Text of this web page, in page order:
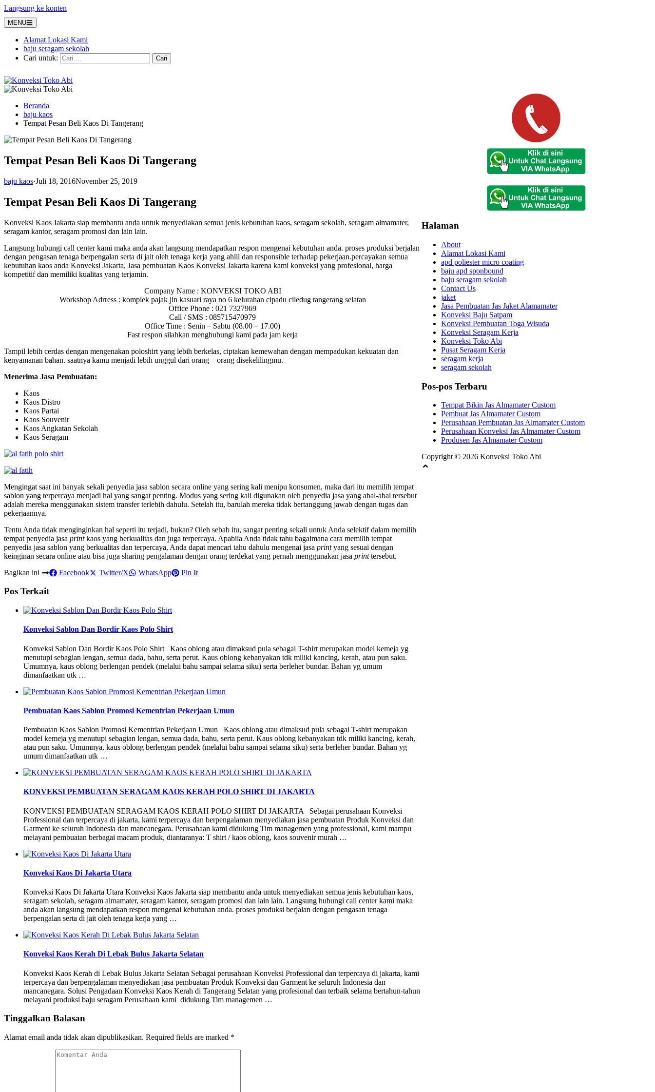
Langsung ke konten
MENU
Alamat Lokasi Kami
baju seragam sekolah
Cari untuk:
Beranda
baju kaos
Tempat Pesan Beli Kaos Di Tangerang
Tempat Pesan Beli Kaos Di Tangerang
baju kaos·Juli 18, 2016November 25, 2019
Tempat Pesan Beli Kaos Di Tangerang
Konveksi Kaos Jakarta siap membantu anda untuk menyediakan semua jenis kebutuhan kaos, seragam sekolah, seragam almamater,
seragam kantor, seragam promosi dan lain lain.
Langsung hubungi call center kami maka anda akan langsung mendapatkan respon mengenai kebutuhan anda. proses produksi berjalan
dengan pengasan tenaga berpengalan serta di jait oleh tenaga kerja yang ahlil dan responsible terhadap pekerjaan.percayakan semua
kebutuhan kaos anda Konveksi Jakarta, Jasa pembuatan Kaos Konveksi Jakarta karena kami konveksi yang profesional, harga
kompetitif dan memiliki kualitas yang terjamin.
Company Name : KONVEKSI TOKO ABI
Workshop Adrress : komplek pajak jln kasuari raya no 6 kelurahan cipadu ciledug tangerang selatan
Office Phone : 021 7327969
Call / SMS : 085715470979
Office Time : Senin – Sabtu (08.00 – 17.00)
Fast respon silahkan menghubungi kami pada jam kerja
Tampil lebih cerdas dengan mengenakan poloshirt yang lebih berkelas, ciptakan kemewahan dengan mempadukan kekuatan dan
kenyamanan bahan. saatnya kamu menjadi lebih unggul dari orang – orang disekelilingmu.
Menerima Jasa Pembuatan:
Kaos
Kaos Distro
Kaos Partai
Kaos Souvenir
Kaos Angkatan Sekolah
Kaos Seragam
Mengingat saat ini banyak sekali penyedia jasa sablon secara online yang sering kali menipu konsumen, maka dari itu memilih tempat
sablon yang terpercaya menjadi hal yang sangat penting. Modus yang sering kali digunakan oleh penyedia jasa yang abal-abal tersebut
adalah mereka menggunakan sistem transfer terlebih dahulu. Setelah itu, barulah mereka tidak bertanggung jawab dengan tugas dan
pekerjaannya.
Tentu Anda tidak menginginkan hal seperti itu terjadi, bukan? Oleh sebab itu, sangat penting sekali untuk Anda selektif dalam memilih
tempat penyedia jasa printkaos yang berkualitas dan juga terpercaya. Apabila Anda tidak tahu bagaimana cara memilih tempat
penyedia jasa sablon yang berkualitas dan terpercaya, Anda dapat mencari tahu dahulu mengenai jasa printyang sesuai dengan
keinginan secara online atau bisa juga sharing pengalaman dengan orang terdekat yang pernah menggunakan jasa printtersebut.
Bagikan ini
Facebook Twitter/X WhatsApp Pin It
Pos Terkait
Konveksi Sablon Dan Bordir Kaos Polo Shirt
Konveksi Sablon Dan Bordir Kaos Polo Shirt Kaos oblong atau dimaksud pula sebagai T-shirt merupakan model kemeja yg
menutupi sebagian lengan, semua dada, bahu, serta perut. Kaus oblong kebanyakan tdk miliki kancing, kerah, atau pun saku.
Umumnya, kaus oblong berlengan pendek (melalui bahu sampai selama siku) serta berleher bundar. Bahan yg umum
dimanfaatkan utk …
Pembuatan Kaos Sablon Promosi Kementrian Pekerjaan Umun
Pembuatan Kaos Sablon Promosi Kementrian Pekerjaan Umun Kaos oblong atau dimaksud pula sebagai T-shirt merupakan
model kemeja yg menutupi sebagian lengan, semua dada, bahu, serta perut. Kaus oblong kebanyakan tdk miliki kancing, kerah,
atau pun saku. Umumnya, kaus oblong berlengan pendek (melalui bahu sampai selama siku) serta berleher bundar. Bahan yg
umum dimanfaatkan utk …
KONVEKSI PEMBUATAN SERAGAM KAOS KERAH POLO SHIRT DI JAKARTA
KONVEKSI PEMBUATAN SERAGAM KAOS KERAH POLO SHIRT DI JAKARTA Sebagai perusahaan Konveksi
Professional dan terpercaya di jakarta, kami terpercaya dan berpengalaman menyediakan jasa pembuatan Produk Konveksi dan
Garment ke seluruh Indonesia dan mancanegara. Perusahaan kami didukung Tim managemen yang professional, kami mampu
melayani pembuatan berbagai macam produk, diantaranya: T shirt / kaos oblong, kaos souvenir murah …
Konveksi Kaos Di Jakarta Utara
Konveksi Kaos Di Jakarta Utara Konveksi Kaos Jakarta siap membantu anda untuk menyediakan semua jenis kebutuhan kaos,
seragam sekolah, seragam almamater, seragam kantor, seragam promosi dan lain lain. Langsung hubungi call center kami maka
anda akan langsung mendapatkan respon mengenai kebutuhan anda. proses produksi berjalan dengan pengasan tenaga
berpengalan serta di jait oleh tenaga kerja yang …
Konveksi Kaos Kerah Di Lebak Bulus Jakarta Selatan
Konveksi Kaos Kerah di Lebak Bulus Jakarta Selatan Sebagai perusahaan Konveksi Professional dan terpercaya di jakarta, kami
terpercaya dan berpengalaman menyediakan jasa pembuatan Produk Konveksi dan Garment ke seluruh Indonesia dan
mancanegara. Solusi Pengadaan Konveksi Kaos Kerah di Tangerang Selatan yang profesional dan terbaik selama bertahun-tahun
melayani produksi baju seragam Perusahaan kami didukung Tim managemen …
Tinggalkan Balasan
Alamat email anda tidak akan dipublikasikan. Required fields are marked *
Halaman
About
Alamat Lokasi Kami
apd poliester micro coating
baju apd sponbound
baju seragam sekolah
Contact Us
jaket
Jasa Pembuatan Jas Jaket Alamamater
Konveksi Baju Satpam
Konveksi Pembuatan Toga Wisuda
Konveksi Seragam Kerja
Konveksi Toko Abi
Pusat Seragam Kerja
seragam kerja
seragam sekolah
Pos-pos Terbaru
Tempat Bikin Jas Almamater Custom
Pembuat Jas Almamater Custom
Perusahaan Pembuatan Jas Almamater Custom
Perusahaan Konveksi Jas Almamater Custom
Produsen Jas Almamater Custom
Copyright © 2026 Konveksi Toko Abi